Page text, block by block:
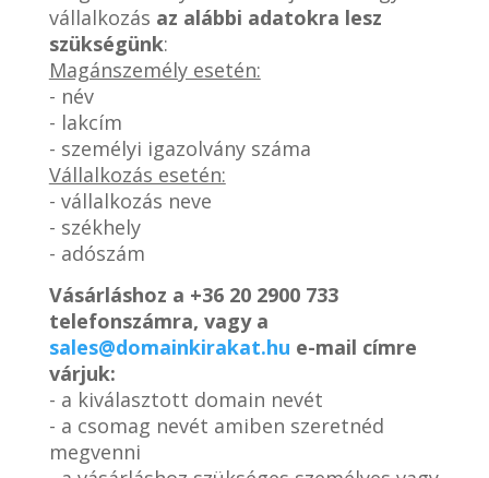
vállalkozás az alábbi adatokra lesz
szükségünk:
Magánszemély esetén:
- név
- lakcím
- személyi igazolvány száma
Vállalkozás esetén:
- vállalkozás neve
- székhely
- adószám
Vásárláshoz a +36 20 2900 733
telefonszámra, vagy a
sales@domainkirakat.hu e-mail címre
várjuk:
- a kiválasztott domain nevét
- a csomag nevét amiben szeretnéd
megvenni